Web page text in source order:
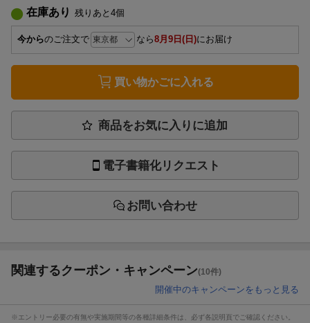
在庫あり 残りあと 4個
今からのご注文で なら8月9日(日)にお届け
買い物かごに入れる
商品をお気に入りに追加
電子書籍化リクエスト
お問い合わせ
関連するクーポン・キャンペーン(10件)
開催中のキャンペーンをもっと見る
※エントリー必要の有無や実施期間等の各種詳細条件は、必ず各説明頁でご確認ください。